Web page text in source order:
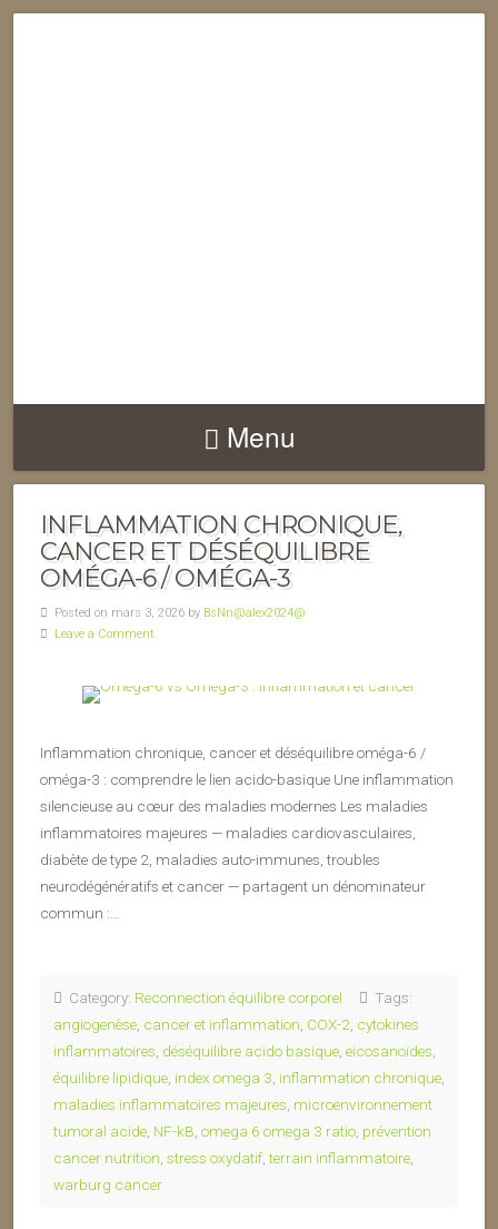
Menu
INFLAMMATION CHRONIQUE,
CANCER ET DÉSÉQUILIBRE
OMÉGA-6 / OMÉGA-3
Posted on mars 3, 2026 by BsNn@alex2024@
Leave a Comment
Inflammation chronique, cancer et déséquilibre oméga-6 /
oméga-3 : comprendre le lien acido-basique Une inflammation
silencieuse au cœur des maladies modernes Les maladies
inflammatoires majeures — maladies cardiovasculaires,
diabète de type 2, maladies auto-immunes, troubles
neurodégénératifs et cancer — partagent un dénominateur
commun :…
Category: Reconnection équilibre corporel
Tags:
angiogenèse cancer et inflammation COX-2 cytokines
inflammatoires déséquilibre acido basique eicosanoïdes
équilibre lipidique index omega 3 inflammation chronique
maladies inflammatoires majeures microenvironnement
tumoral acide NF-kB omega 6 omega 3 ratio prévention
cancer nutrition stress oxydatif ,terrain inflammatoire
warburg cancer